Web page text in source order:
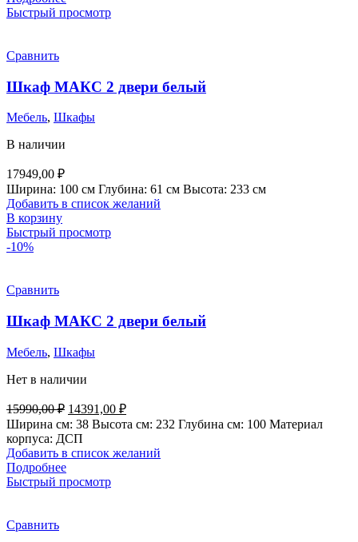
Быстрый просмотр
Сравнить
Шкаф МАКС 2 двери белый
Мебель, Шкафы
В наличии
17949,00 ₽
Ширина: 100 см Глубина: 61 см Высота: 233 см
Добавить в список желаний
В корзину
Быстрый просмотр
-10%
Сравнить
Шкаф МАКС 2 двери белый
Мебель, Шкафы
Нет в наличии
15990,00₽ Первоначальная
цена
составляла
15990,00 ₽.
14391,00 ₽Текущая
цена:
Ширина см: 38 Высота см: 232 Глубина см: 100 Материал
корпуса: ДСП
Добавить в список желаний
Подробнее
Быстрый просмотр
Сравнить